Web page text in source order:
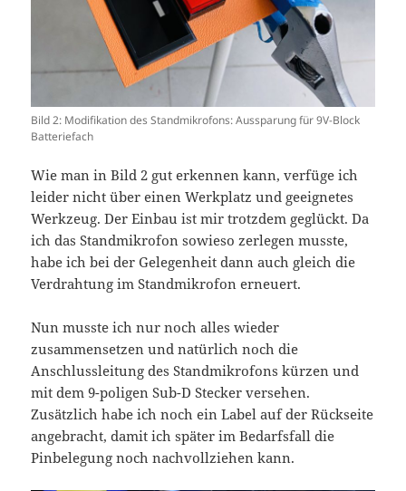
Bild 2: Modifikation des Standmikrofons: Aussparung für 9V-Block
Batteriefach
Wie man in Bild 2 gut erkennen kann, verfüge ich
leider nicht über einen Werkplatz und geeignetes
Werkzeug. Der Einbau ist mir trotzdem geglückt. Da
ich das Standmikrofon sowieso zerlegen musste,
habe ich bei der Gelegenheit dann auch gleich die
Verdrahtung im Standmikrofon erneuert.
Nun musste ich nur noch alles wieder
zusammensetzen und natürlich noch die
Anschlussleitung des Standmikrofons kürzen und
mit dem 9-poligen Sub-D Stecker versehen.
Zusätzlich habe ich noch ein Label auf der Rückseite
angebracht, damit ich später im Bedarfsfall die
Pinbelegung noch nachvollziehen kann.